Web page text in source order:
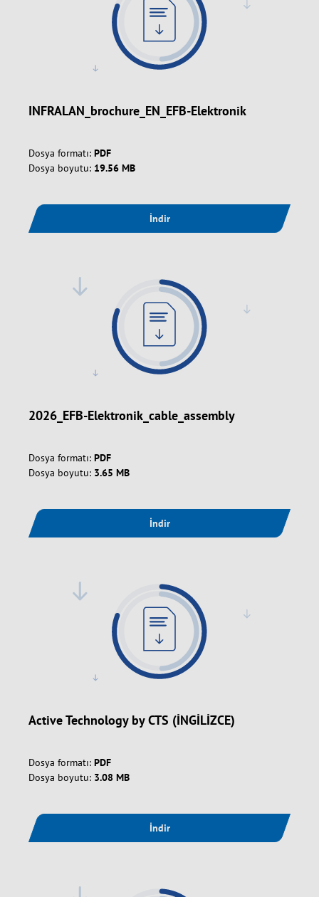
INFRALAN_brochure_EN_EFB-Elektronik
Dosya formatı: PDF
Dosya boyutu: 19.56 MB
İndir
2026_EFB-Elektronik_cable_assembly
Dosya formatı: PDF
Dosya boyutu: 3.65 MB
İndir
Active Technology by CTS (İNGİLİZCE)
Dosya formatı: PDF
Dosya boyutu: 3.08 MB
İndir